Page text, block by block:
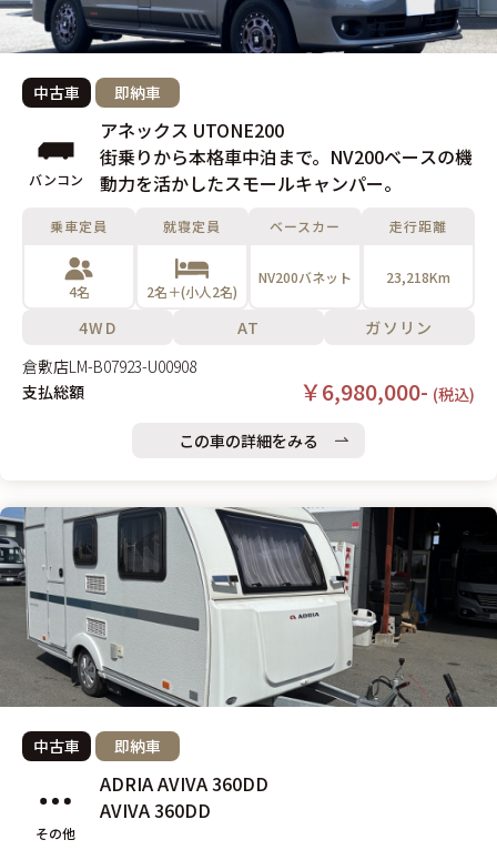
中古車 即納車
バンコン
アネックス UTONE200
街乗りから本格車中泊まで。NV200ベースの機
動力を活かしたスモールキャンパー。
乗車定員
4名
就寝定員
2名＋(小人2名)
ベースカー
NV200バネット
走行距離
23,218Km
4WD AT
ガソリン
倉敷店LM-B07923-U00908
支払総額
￥6,980,000- (税込)
この車の詳細をみる
中古車 即納車
その他
ADRIA AVIVA 360DD
AVIVA 360DD